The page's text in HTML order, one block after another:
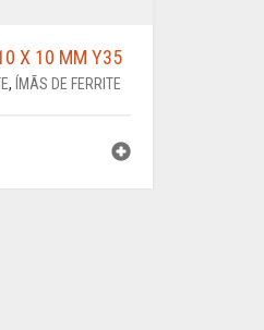
X 10 MM Y35
, ÍMÃS DE FERRITE